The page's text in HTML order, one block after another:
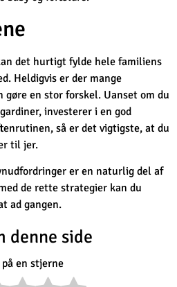
det hurtigt fylde hele familiens
Heldigvis er der mange
gøre en stor forskel. Uanset om du
investerer i en god
så er det vigtigste, at du
til jer.
er en naturlig del af
de rette strategier kan du
ad gangen.
denne side
en stjerne